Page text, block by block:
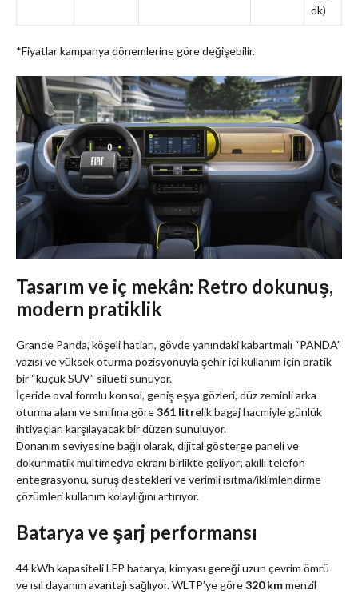
dk)
*Fiyatlar kampanya dönemlerine göre değişebilir.
Tasarım ve iç mekân: Retro dokunuş,
modern pratiklik
Grande Panda, köşeli hatları, gövde yanındaki kabartmalı “PANDA”
yazısı ve yüksek oturma pozisyonuyla şehir içi kullanım için pratik
bir “küçük SUV” silueti sunuyor.
İçeride oval formlu konsol, geniş eşya gözleri, düz zeminli arka
oturma alanı ve sınıfına göre361 litrelik bagaj hacmiyle günlük
ihtiyaçları karşılayacak bir düzen sunuluyor.
Donanım seviyesine bağlı olarak, dijital gösterge paneli ve
dokunmatik multimedya ekranı birlikte geliyor; akıllı telefon
entegrasyonu, sürüş destekleri ve verimli ısıtma/iklimlendirme
çözümleri kullanım kolaylığını artırıyor.
Batarya ve şarj performansı
44 kWh kapasiteli LFP batarya, kimyası gereği uzun çevrim ömrü
ve ısıl dayanım avantajı sağlıyor. WLTP’ye göre320 kmmenzil